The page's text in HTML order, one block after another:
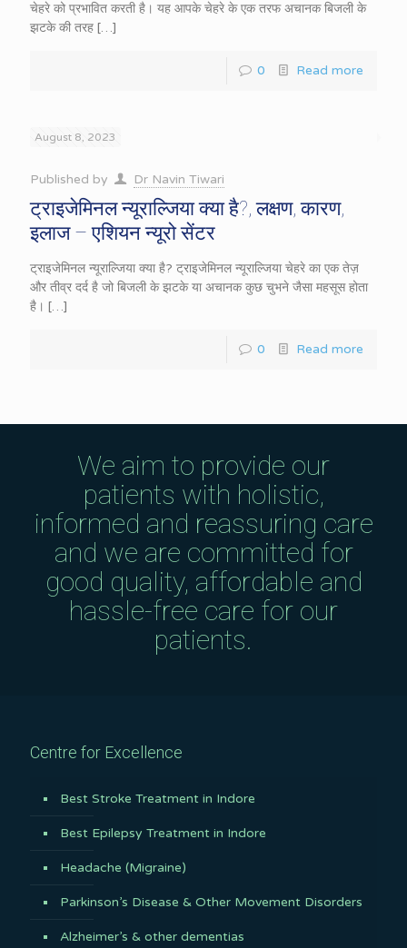
चेहरे को प्रभावित करती है। यह आपके चेहरे के एक तरफ अचानक बिजली के
झटके की तरह […]
0 Read more
August 8, 2023
Published by Dr Navin Tiwari
ट्राइजेमिनल न्यूराल्जिया क्या है?, लक्षण, कारण,
इलाज – एशियन न्यूरो सेंटर
ट्राइजेमिनल न्यूराल्जिया क्या है? ट्राइजेमिनल न्यूराल्जिया चेहरे का एक तेज़
और तीव्र दर्द है जो बिजली के झटके या अचानक कुछ चुभने जैसा महसूस होता
है। […]
0 Read more
We aim to provide our
patients with holistic,
informed and reassuring care
and we are committed for
good quality, affordable and
hassle-free care for our
patients.
Centre for Excellence
Best Stroke Treatment in Indore
Best Epilepsy Treatment in Indore
Headache (Migraine)
Parkinson’s Disease & Other Movement Disorders
Alzheimer’s & other dementias